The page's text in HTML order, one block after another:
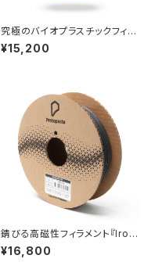
究極のバイオプラスチックフィラ
メント『allPHA』
¥15,200
錆びる高磁性フィラメント『Iron
-filled Metal Composite P
LA』
¥16,800